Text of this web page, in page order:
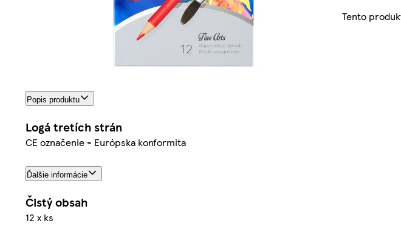
Tento
Popis produktu
Logá tretích strán
CE označenie - Európska konformita
Ďalšie informácie
Čistý obsah
12 x ks